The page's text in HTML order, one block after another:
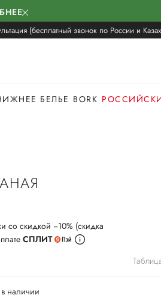
(бесплатный звонок по России и
БЕЛЬЕ BORK
со скидкой −10% (скидка
СПЛИТ
наличии